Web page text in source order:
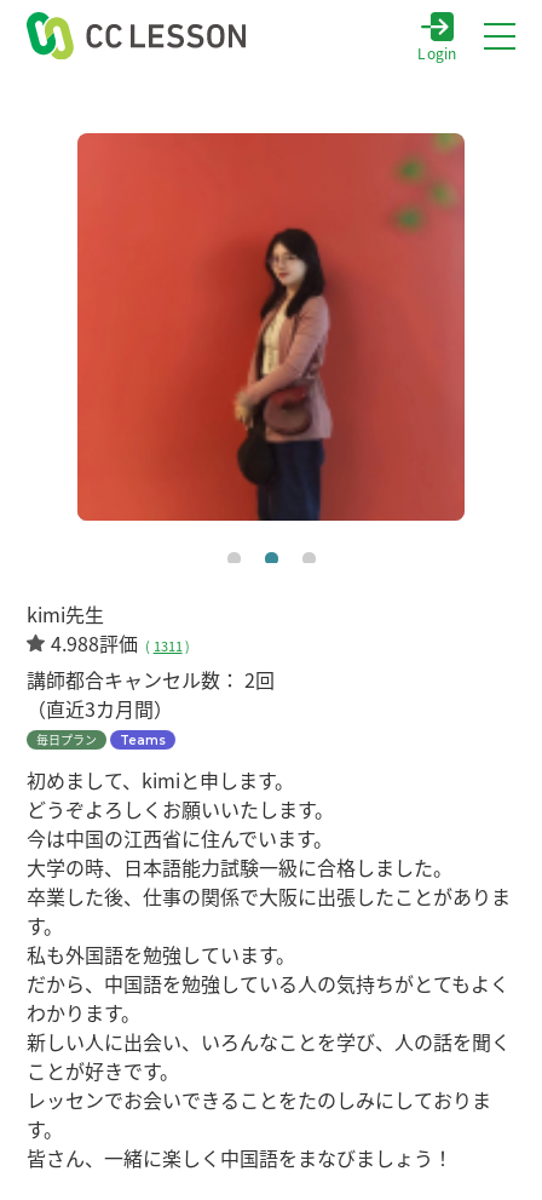
Login
kimi先生
4.988評価 ( 1311 )
講師都合キャンセル数：2回
（直近3カ月間）
毎日プラン Teams
初めまして、kimiと申します。
どうぞよろしくお願いいたします。
今は中国の江西省に住んでいます。
大学の時、日本語能力試験一級に合格しました。
卒業した後、仕事の関係で大阪に出張したことがありま
す。
私も外国語を勉強しています。
だから、中国語を勉強している人の気持ちがとてもよく
わかります。
新しい人に出会い、いろんなことを学び、人の話を聞く
ことが好きです。
レッセンでお会いできることをたのしみにしておりま
す。
皆さん、一緒に楽しく中国語をまなびましょう！